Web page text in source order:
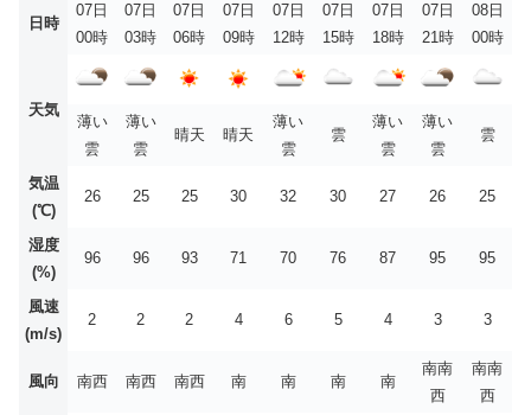
日時
07日
00時
07日
03時
07日
06時
07日
09時
07日
12時
07日
15時
07日
18時
07日
21時
08日
00時
天気
薄い
雲
薄い
雲
晴天 晴天
薄い
雲
雲
薄い
雲
薄い
雲
雲
気温
(℃)
26 25 25 30 32 30 27 26 25
湿度
(%)
96 96 93 71 70 76 87 95 95
風速
(m/s)
2 2 2 4 6 5 4 3 3
風向 南西 南西 南西 南 南 南 南
南南
西
南南
西